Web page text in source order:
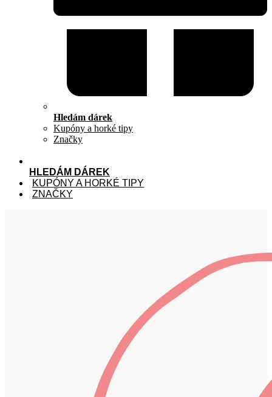
Hledám dárek
Kupóny a horké tipy
Značky
HLEDÁM DÁREK
KUPÓNY A HORKÉ TIPY
ZNAČKY